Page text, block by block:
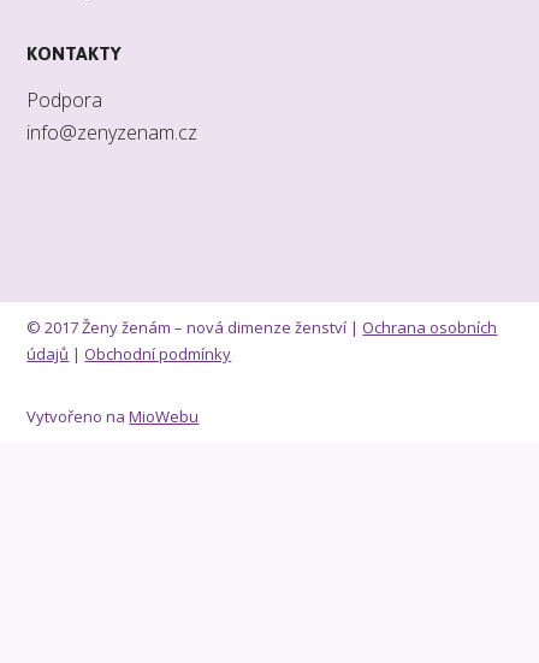
KONTAKTY
Podpora
info@zenyzenam.cz
© 2017 Ženy ženám – nová dimenze ženství | Ochrana osobních
údajů | Obchodní podmínky
Vytvořeno naMioWebu